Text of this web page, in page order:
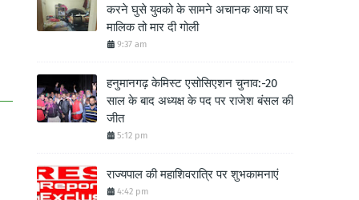
करने घुसे युवको के सामने अचानक आया घर
मालिक तो मार दी गोली
9:37 am
हनुमानगढ़ केमिस्ट एसोसिएशन चुनाव:-20
साल के बाद अध्यक्ष के पद पर राजेश बंसल की
जीत
5:12 pm
राज्यपाल की महाशिवरात्रि पर शुभकामनाएं
4:42 pm